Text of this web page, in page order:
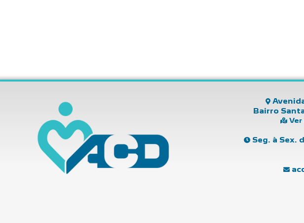
Bairro
Ver
Seg. à Sex.